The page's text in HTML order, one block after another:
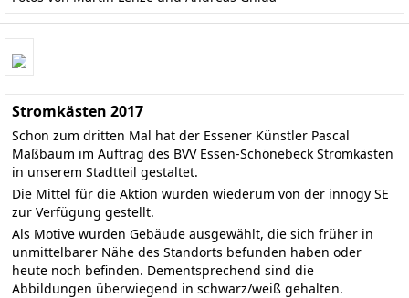
Stromkästen 2017
Schon zum dritten Mal hat der Essener Künstler Pascal
Maßbaum im Auftrag des BVV Essen-Schönebeck Stromkästen
in unserem Stadtteil gestaltet.
Die Mittel für die Aktion wurden wiederum von der innogy SE
zur Verfügung gestellt.
Als Motive wurden Gebäude ausgewählt, die sich früher in
unmittelbarer Nähe des Standorts befunden haben oder
heute noch befinden. Dementsprechend sind die
Abbildungen überwiegend in schwarz/weiß gehalten.